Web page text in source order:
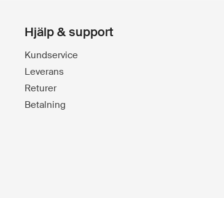
Hjälp & support
Kundservice
Leverans
Returer
Betalning